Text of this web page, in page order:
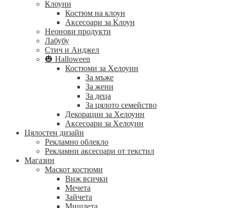
Клоуни
Костюм на клоун
Аксесоари за Клоун
Неонови продукти
Лабубу
Стич и Анджел
🎃 Halloween
Костюми за Хелоуин
За мъже
За жени
За деца
За цялото семейство
Декорации за Хелоуин
Аксесоари за Хелоуин
Цялостен дизайн
Рекламно облекло
Рекламни аксесоари от текстил
Магазин
Маскот костюми
Виж всички
Мечета
Зайчета
Мишлета